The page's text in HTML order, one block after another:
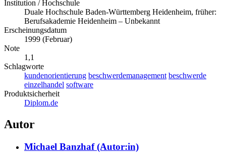
Institution / Hochschule
Duale Hochschule Baden-Württemberg Heidenheim, früher:
Berufsakademie Heidenheim – Unbekannt
Erscheinungsdatum
1999 (Februar)
Note
1,1
Schlagworte
kundenorientierung beschwerdemanagement beschwerde
einzelhandel software
Produktsicherheit
Diplom.de
Autor
Michael Banzhaf (Autor:in)